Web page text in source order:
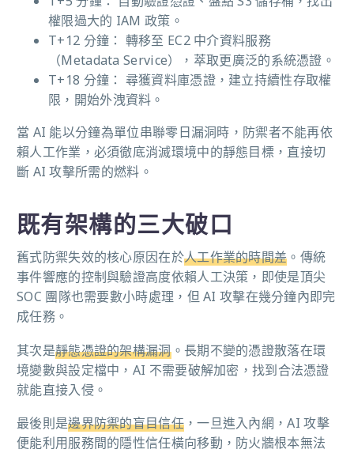
權限過大的 IAM 政策。
T+12 分鐘： 轉移至 EC2 中介資料服務
（Metadata Service），萃取更廣泛的系統憑證。
T+18 分鐘： 尋獲資料庫憑證，建立持續性存取權
限，開始外洩資料。
當 AI 能以分鐘為單位串聯零日漏洞時，防禦者不能再依
賴人工作業，必須徹底消滅環境中的靜態目標，直接切
斷 AI 攻擊所需的燃料。
既有架構的三大破口
舊式防禦失效的核心原因在於人工作業的時間差 。傳統
事件響應的控制與驗證高度依賴人工決策，即使是頂尖
SOC 團隊也需要數小時處理，但 AI 攻擊在幾分鐘內即完
成任務。
其次是靜態憑證的架構漏洞。長期不變的憑證散落在環
境變數與設定檔中，AI 不需要破解加密，找到合法憑證
就能直接入侵。
最後則是邊界防禦的盲目信任，一旦進入內網，AI 攻擊
便能利用服務間的隱性信任橫向移動，防火牆根本無法